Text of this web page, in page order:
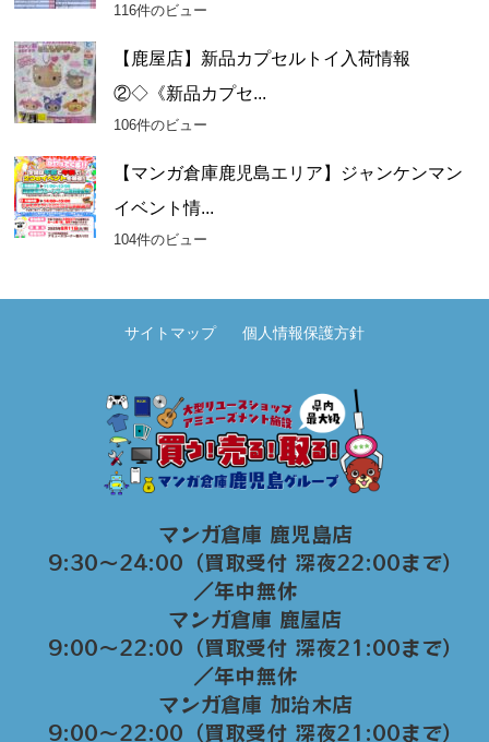
116件のビュー
【鹿屋店】新品カプセルトイ入荷情報
②◇《新品カプセ...
106件のビュー
【マンガ倉庫鹿児島エリア】ジャンケンマン
イベント情...
104件のビュー
サイトマップ 個人情報保護方針
マンガ倉庫 鹿児島店
9:30～24:00（買取受付 深夜22:00まで）
／年中無休
マンガ倉庫 鹿屋店
9:00～22:00（買取受付 深夜21:00まで）
／年中無休
マンガ倉庫 加治木店
9:00〜22:00（買取受付 深夜21:00まで）